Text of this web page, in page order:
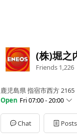
(株)堀之
Friends 1,226
鹿児島県 指宿市西方 2165
Open Fri 07:00 - 20:00
Sun07:00 - 20:00
Mon07:00 - 20:00
Tue
07:00 - 20:00
Chat Posts